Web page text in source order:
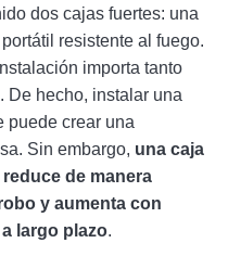
una caja fuerte
tamaño adecuados
la seguridad
profesional
seguro
instalar una caja fuerte
dos cajas fuertes: una
resistente al fuego.
importa tanto
De hecho, instalar una
puede crear una
Sin embargo, una caja
de manera
y aumenta con
largo plazo.